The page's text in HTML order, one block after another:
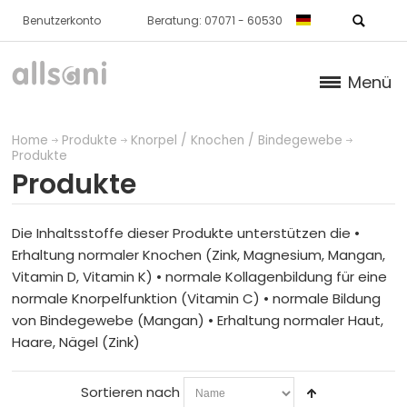
Benutzerkonto Beratung: 07071 - 60530
Menü
KNORPEL / KNOCHEN / BINDEGEWEBE
Pakete
HAUT
STOFFWECHSEL
Home Produkte
Knorpel / Knochen / Bindegewebe
Produkte
Produkte
Die Inhaltsstoffe dieser Produkte unterstützen die •
Erhaltung normaler Knochen (Zink, Magnesium, Mangan,
Vitamin D, Vitamin K) • normale Kollagenbildung für eine
normale Knorpelfunktion (Vitamin C) • normale Bildung
von Bindegewebe (Mangan) • Erhaltung normaler Haut,
Haare, Nägel (Zink)
Sortieren nach